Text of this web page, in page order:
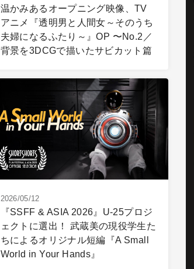
温かみあるオープニング映像、TV
アニメ『透明男と人間女～そのうち
夫婦になるふたり～』OP 〜No.2／
背景を3DCGで描いたサビカット篇
2026/05/12
『SSFF & ASIA 2026』U-25プロジ
ェクトに選出！ 武蔵美の現役学生た
ちによるオリジナル短編『A Small
World in Your Hands』